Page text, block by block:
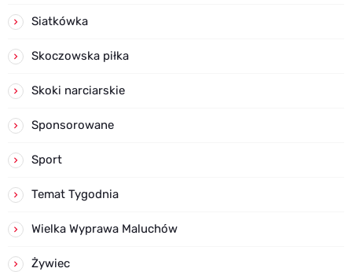
Siatkówka
Skoczowska piłka
Skoki narciarskie
Sponsorowane
Sport
Temat Tygodnia
Wielka Wyprawa Maluchów
Żywiec